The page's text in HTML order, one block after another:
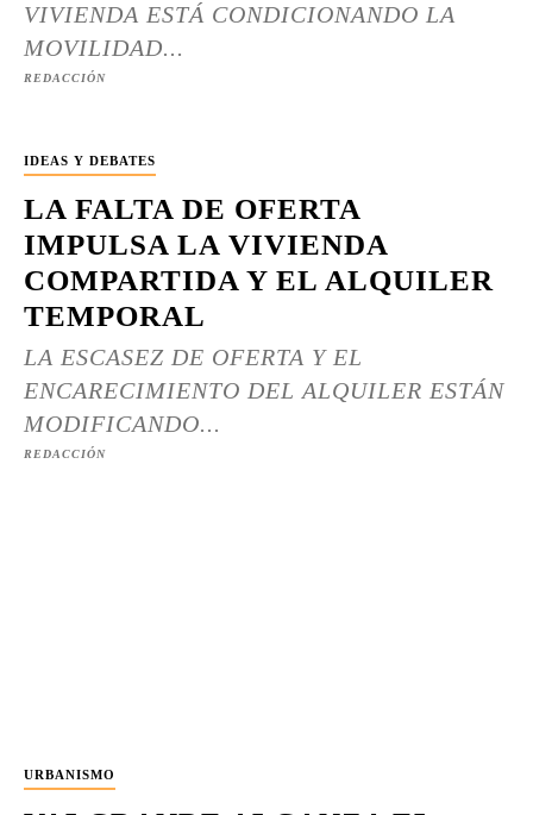
VIVIENDA ESTÁ CONDICIONANDO LA
MOVILIDAD...
REDACCIÓN
IDEAS Y DEBATES
LA FALTA DE OFERTA
IMPULSA LA VIVIENDA
COMPARTIDA Y EL ALQUILER
TEMPORAL
LA ESCASEZ DE OFERTA Y EL
ENCARECIMIENTO DEL ALQUILER ESTÁN
MODIFICANDO...
REDACCIÓN
URBANISMO